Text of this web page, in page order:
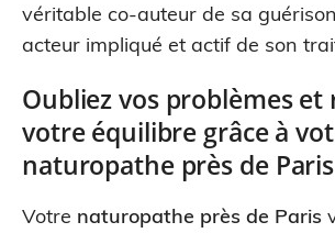
véritable co-auteur de sa
acteur impliqué et actif de son
Oubliez vos problèmes
votre équilibre grâce à
naturopathe près de Paris
Votre naturopathe près de Paris